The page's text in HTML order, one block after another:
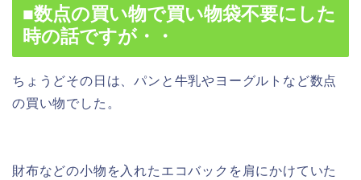
■数点の買い物で買い物袋不要にした
時の話ですが・・
ちょうどその日は、パンと牛乳やヨーグルトなど数点
の買い物でした。
財布などの小物を入れたエコバックを肩にかけていた